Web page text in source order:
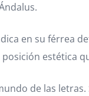
en su férrea
estética
de las